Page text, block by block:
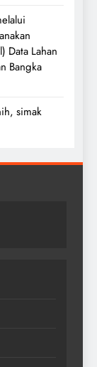
Data Lahan
Bangka
simak